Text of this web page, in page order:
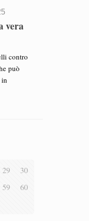
vera
contro
può
29
30
59
60